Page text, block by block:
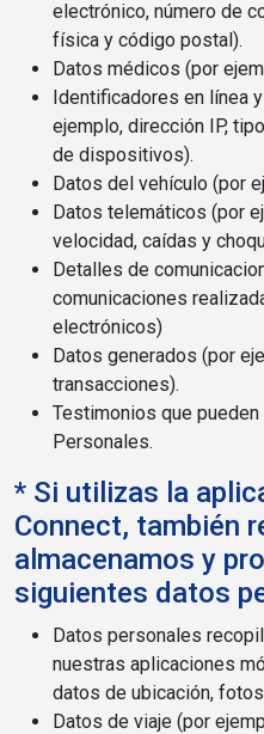
electrónico, número de
física y código postal).
Datos médicos (por
Identificadores en línea
ejemplo, dirección IP,
de dispositivos).
Datos del vehículo (por
Datos telemáticos (por
velocidad, caídas y
Detalles de
comunicaciones
electrónicos)
Datos generados (por
transacciones).
Testimonios que
Personales.
* Si utilizas la
Connect, también
almacenamos y
siguientes datos
Datos personales
nuestras aplicaciones
datos de ubicación,
Datos de viaje (por